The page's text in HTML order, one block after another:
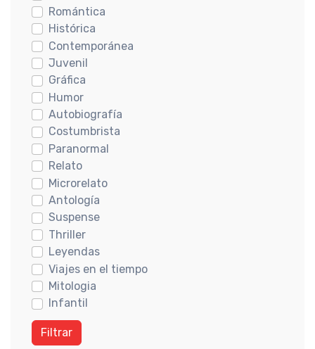
Romántica
Histórica
Contemporánea
Juvenil
Gráfica
Humor
Autobiografía
Costumbrista
Paranormal
Relato
Microrelato
Antología
Suspense
Thriller
Leyendas
Viajes en el tiempo
Mitologia
Infantil
Filtrar